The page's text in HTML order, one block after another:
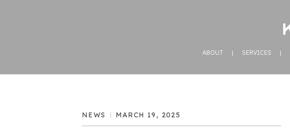
ABOUT SERVICES
NEWS MARCH 19, 2025